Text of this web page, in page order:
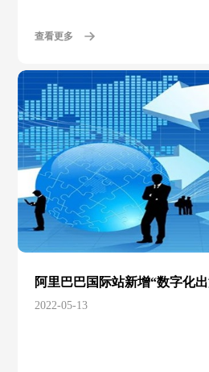
查看更多
阿里巴巴国际站新增“数字化
2022-05-13